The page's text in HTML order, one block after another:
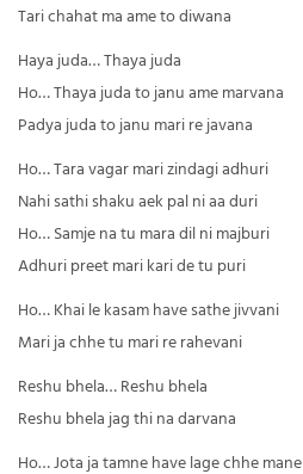
Tari chahat ma ame to diwana
Haya juda… Thaya juda
Ho… Thaya juda to janu ame marvana
Padya juda to janu mari re javana
Ho… Tara vagar mari zindagi adhuri
Nahi sathi shaku aek pal ni aa duri
Ho… Samje na tu mara dil ni majburi
Adhuri preet mari kari de tu puri
Ho… Khai le kasam have sathe jivvani
Mari ja chhe tu mari re rahevani
Reshu bhela… Reshu bhela
Reshu bhela jag thi na darvana
Ho… Jota ja tamne have lage chhe mane